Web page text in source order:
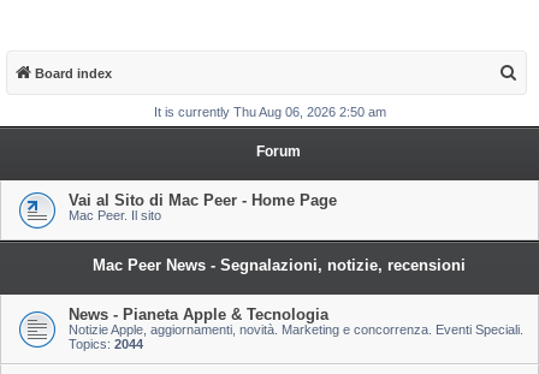
Board index
a
It is currently Thu Aug 06, 2026 2:50 am
Forum
Vai al Sito di Mac Peer - Home Page
Mac Peer. Il sito
Mac Peer News - Segnalazioni, notizie, recensioni
News - Pianeta Apple & Tecnologia
Notizie Apple, aggiornamenti, novità. Marketing e concorrenza. Eventi Speciali.
Topics: 2044